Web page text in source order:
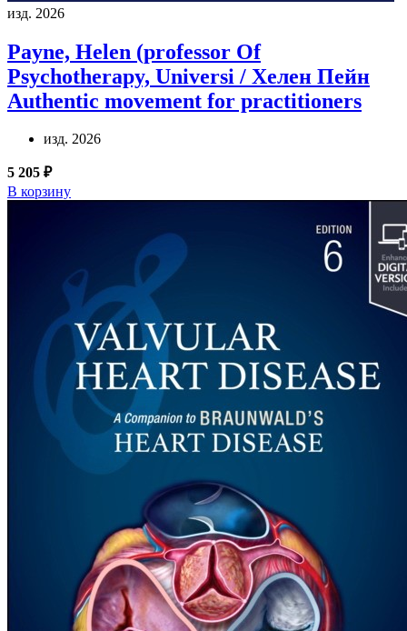
изд. 2026
Payne, Helen (professor Of
Psychotherapy, Universi / Хелен Пейн
Authentic movement for practitioners
изд. 2026
5 205 ₽
В корзину